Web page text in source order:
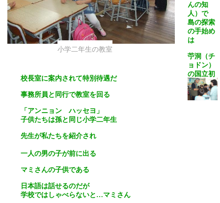
小学二年生の教室
校長室に案内されて特別待遇だ
事務所員と同行で教室を回る
「アンニョン ハッセヨ」
子供たちは孫と同じ小学二年生
先生が私たちを紹介され
一人の男の子が前に出る
マミさんの子供である
日本語は話せるのだが
学校ではしゃべらないと…マミさん
んの知
人）で
島の探索
の手始め
は
苧洞（チ
ョドン）
の国立初
等学校を
訪問